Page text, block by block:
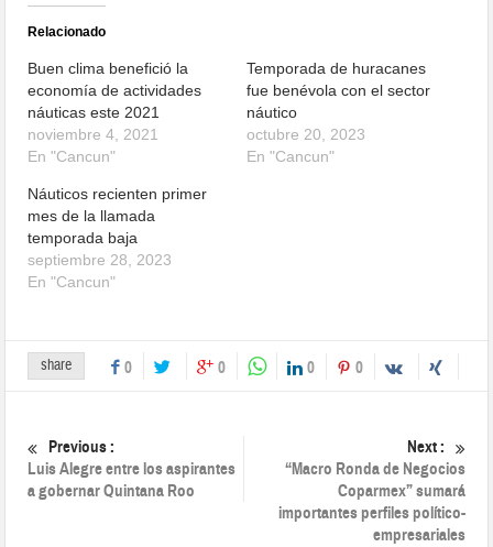
Relacionado
Buen clima benefició la
economía de actividades
náuticas este 2021
noviembre 4, 2021
En "Cancun"
Temporada de huracanes
fue benévola con el sector
náutico
octubre 20, 2023
En "Cancun"
Náuticos recienten primer
mes de la llamada
temporada baja
septiembre 28, 2023
En "Cancun"
share 0 0 0 0
Previous :
Luis Alegre entre los aspirantes
a gobernar Quintana Roo
Next :
“Macro Ronda de Negocios
Coparmex” sumará
importantes perfiles político-
empresariales